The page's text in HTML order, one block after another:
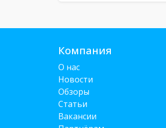
Компания
О нас
Новости
Обзоры
Статьи
Вакансии